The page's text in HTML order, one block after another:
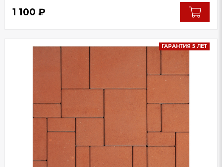
1 100 ₽
ГАРАНТИЯ 5 ЛЕТ